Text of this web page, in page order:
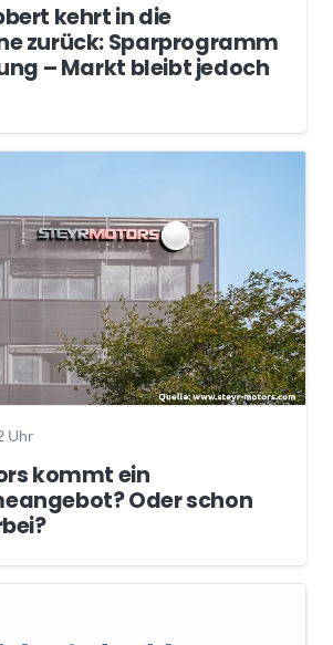
kehrt in die
zurück: Sparprogramm
– Markt bleibt jedoch
Uhr
kommt ein
Oder schon